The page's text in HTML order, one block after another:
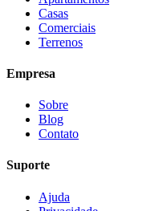
Casas
Comerciais
Terrenos
Empresa
Sobre
Blog
Contato
Suporte
Ajuda